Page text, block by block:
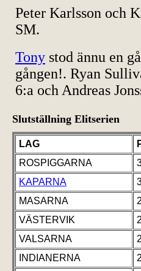
Peter Karlsson och
SM.
Tony stod ännu en
gången!. Ryan
6:a och Andreas
Slutställning Elitserien
LAG
ROSPIGGARNA
KAPARNA
MASARNA
VÄSTERVIK
VALSARNA
INDIANERNA